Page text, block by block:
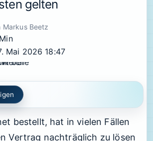
gelten
Markus Beetz
Mai 2026 18:47
bestellt, hat in vielen Fällen
Vertrag nachträglich zu lösen